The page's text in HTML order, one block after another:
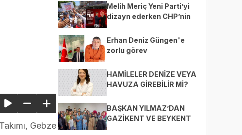
Gebze
Melih Meriç Yeni Parti’yi
dizayn ederken CHP’nin
Erhan Deniz Güngen'e
zorlu görev
HAMİLELER DENİZE VEYA
HAVUZA GİREBİLİR Mİ?
BAŞKAN YILMAZ’DAN
GAZİKENT VE BEYKENT